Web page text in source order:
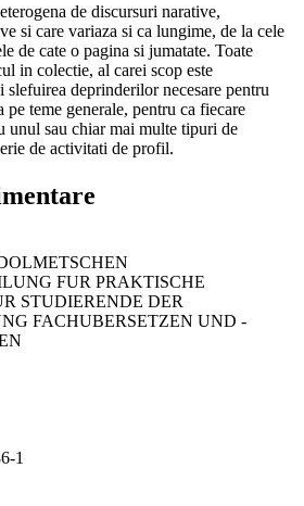
de discursuri narative,
si care variaza si ca lungime, de la cele
de cate o pagina si jumatate. Toate
in colectie, al carei scop este
slefuirea deprinderilor necesare pentru
pe teme generale, pentru ca fiecare
unul sau chiar mai multe tipuri de
de activitati de profil.
FUR PRAKTISCHE
STUDIERENDE DER
FACHUBERSETZEN UND -
1